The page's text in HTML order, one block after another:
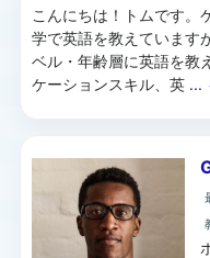
こんにちは！トムです。
学で英語を教えています
ベル・年齢層に英語を教
ケーションスキル、英 ...